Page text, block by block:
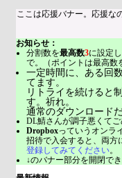
ここは応援バナー。応援な
お知らせ：
分割数を最高数3に設定
で。（ポイントは最高数
一定時間に、ある回
てます。
リトライを続けると
す。祈れ。
通常のダウンロード
DL鯖さんが調子悪くてご
Dropboxっていうオンラ
招待で入会すると、両方
登録してみてください。
↓のバナー部分を開閉で